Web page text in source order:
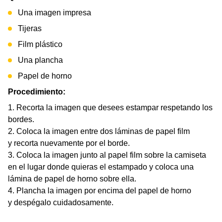
Una imagen impresa
Tijeras
Film plástico
Una plancha
Papel de horno
Procedimiento:
Recorta la imagen que desees estampar respetando los
bordes.
Coloca la imagen entre dos láminas de papel film
y recorta nuevamente por el borde.
Coloca la imagen junto al papel film sobre la camiseta
en el lugar donde quieras el estampado y coloca una
lámina de papel de horno sobre ella.
Plancha la imagen por encima del papel de horno
y despégalo cuidadosamente.